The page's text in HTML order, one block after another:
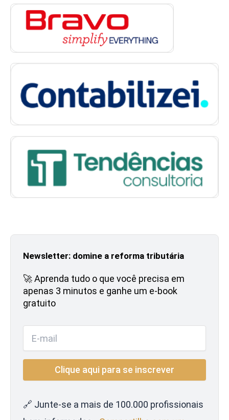
Newsletter: domine a reforma tributária
🚀 Aprenda tudo o que você precisa em
apenas 3 minutos e ganhe um e-book
gratuito
🔗 Junte-se a mais de 100.000 profissionais